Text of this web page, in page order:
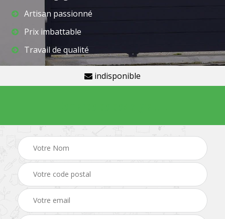
Artisan passionné
Prix imbattable
Travail de qualité
indisponible